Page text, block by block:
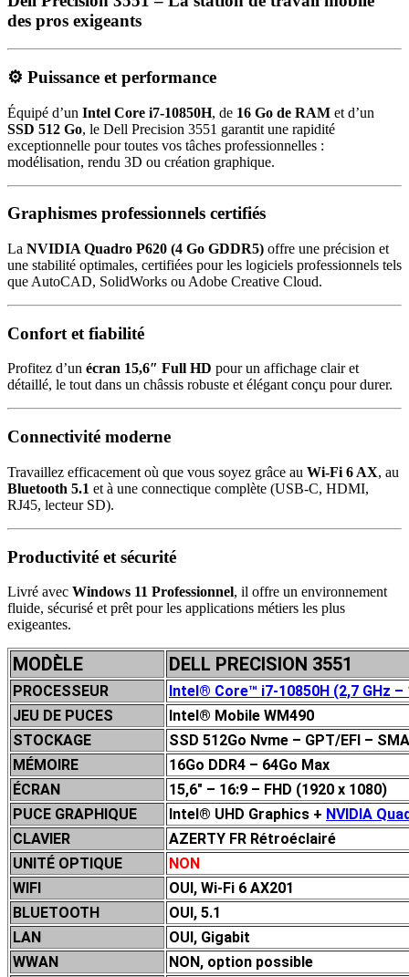
des pros exigeants
⚙️ Puissance et performance
Équipé d’un Intel Core i7-10850H, de 16 Go de RAM et d’un
SSD 512 Go, le Dell Precision 3551 garantit une rapidité
exceptionnelle pour toutes vos tâches professionnelles :
modélisation, rendu 3D ou création graphique.
Graphismes professionnels certifiés
La NVIDIA Quadro P620 (4 Go GDDR5) offre une précision et
une stabilité optimales, certifiées pour les logiciels professionnels tels
que AutoCAD, SolidWorks ou Adobe Creative Cloud.
Confort et fiabilité
Profitez d’un écran 15,6″ Full HD pour un affichage clair et
détaillé, le tout dans un châssis robuste et élégant conçu pour durer.
Connectivité moderne
Travaillez efficacement où que vous soyez grâce au Wi-Fi 6 AX, au
Bluetooth 5.1 et à une connectique complète (USB-C, HDMI,
RJ45, lecteur SD).
Productivité et sécurité
Livré avec Windows 11 Professionnel, il offre un environnement
fluide, sécurisé et prêt pour les applications métiers les plus
exigeantes.
MODÈLE DELL PRECISION 3551
PROCESSEUR
Intel® Core™ i7-10850H (2,7 GHz –
JEU DE PUCES
Intel® Mobile WM490
STOCKAGE
SSD 512Go Nvme – GPT/EFI –
MÉMOIRE
16Go DDR4 – 64Go Max
ÉCRAN
15,6″ – 16:9 – FHD (1920 x 1080)
PUCE GRAPHIQUE
Intel® UHD Graphics + NVIDIA
CLAVIER
AZERTY FR Rétroéclairé
UNITÉ OPTIQUE
NON
WIFI
OUI, Wi-Fi 6 AX201
BLUETOOTH
OUI, 5.1
LAN
OUI, Gigabit
WWAN
NON, option possible